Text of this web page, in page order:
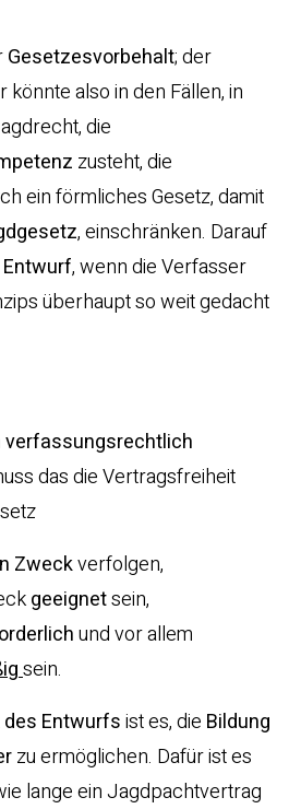
Gesetzesvorbehalt; der
also in den Fällen, in
die
zusteht, die
ein förmliches Gesetz, damit
, einschränken. Darauf
, wenn die Verfasser
überhaupt so weit gedacht
verfassungsrechtlich
das die Vertragsfreiheit
Zweckverfolgen,
geeignetsein,
und vor allem
sein.
Entwurfsist es, die Bildung
zu ermöglichen. Dafür ist es
lange ein Jagdpachtvertrag